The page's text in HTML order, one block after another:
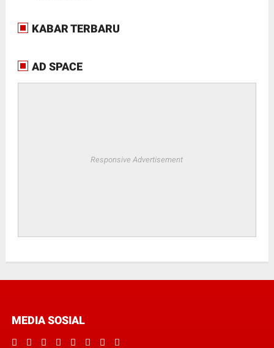
KABAR TERBARU
AD SPACE
Responsive Advertisement
MEDIA SOSIAL